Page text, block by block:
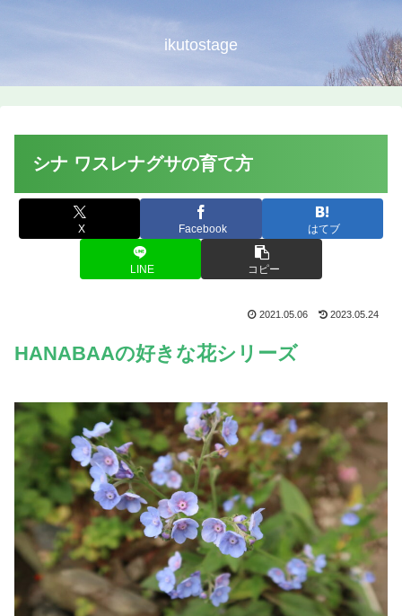
ikutostage
シナ ワスレナグサの育て方
X Facebook はてブ
LINE コピー
2021.05.06 2023.05.24
HANABAAの好きな花シリーズ